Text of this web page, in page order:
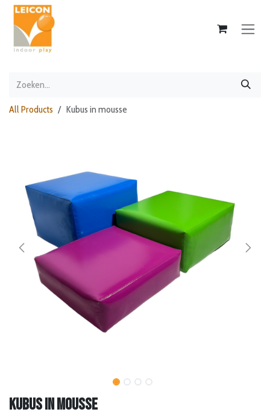
Overslaan naar inhoud
All Products Kubus in mousse
Kubus in mousse